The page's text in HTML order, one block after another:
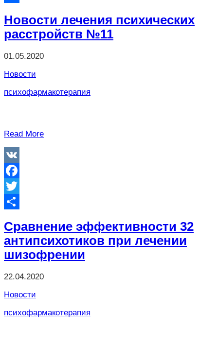
Новости лечения психических
расстройств №11
01.05.2020
Новости
психофармакотерапия
Read More
VK
Facebook
Twitter
Сравнение эффективности 32
антипсихотиков при лечении
шизофрении
22.04.2020
Новости
психофармакотерапия